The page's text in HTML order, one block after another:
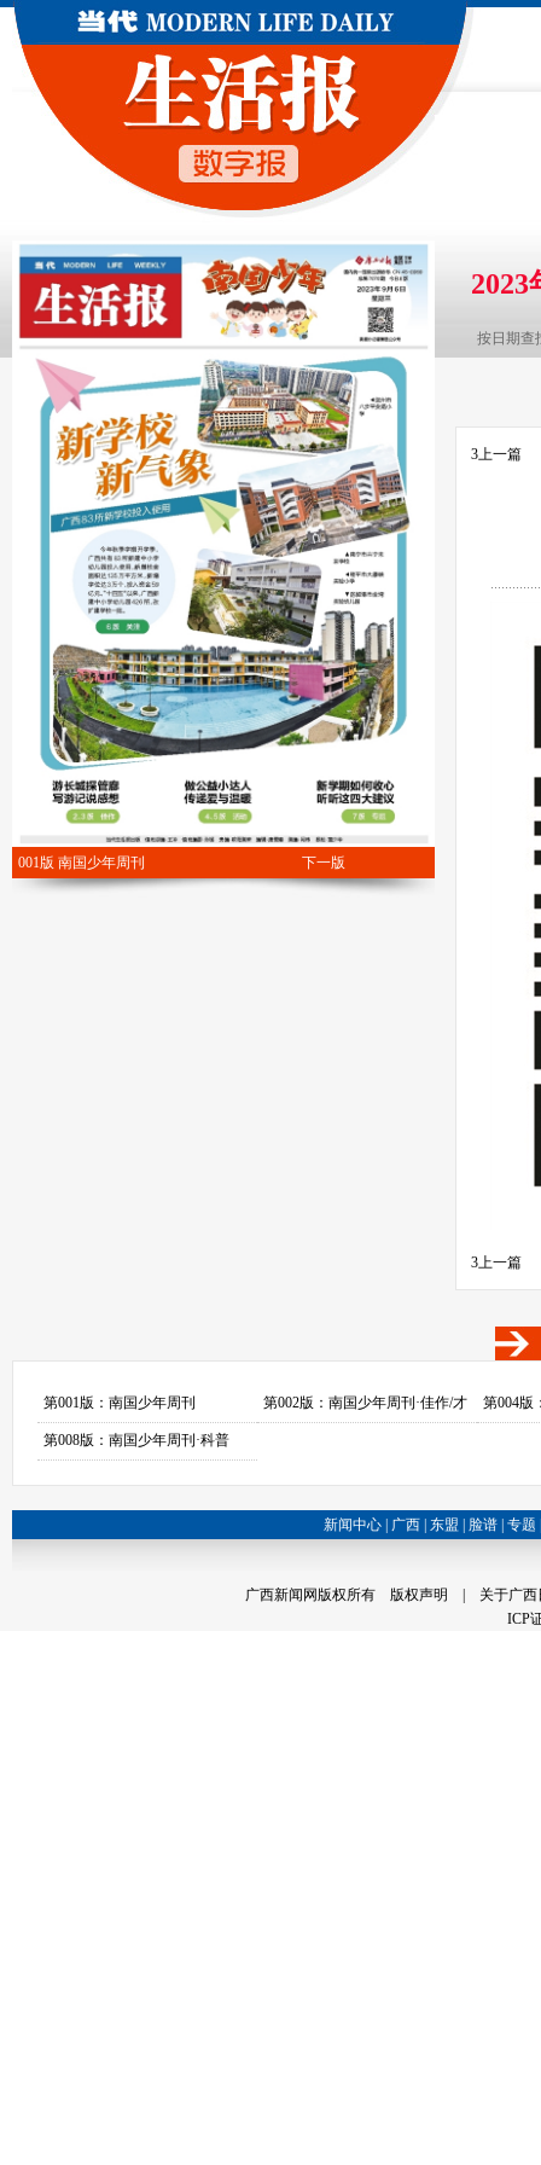
001版 南国少年周刊 下一版
2023
按日期查
3上一篇
3上一篇
第001版：南国少年周刊
第002版：南国少年周刊·佳作/才
第004版
第008版：南国少年周刊·科普
新闻中心 广西 东盟 脸谱 专题
广西新闻网版权所有 版权声明
| 关于广
ICP